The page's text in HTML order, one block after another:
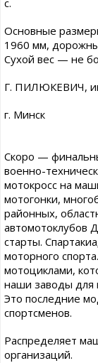
с.
Основные
1960 мм,
Сухой вес — не
Г. ПИЛЮКЕВИЧ,
г. Минск
Скоро —
военно-
мотокросс на
мотогонки,
районных,
старты.
моторного
мотоциклами,
наши заводы для
Это последние
спортсменов.
Распределяет
организаций.